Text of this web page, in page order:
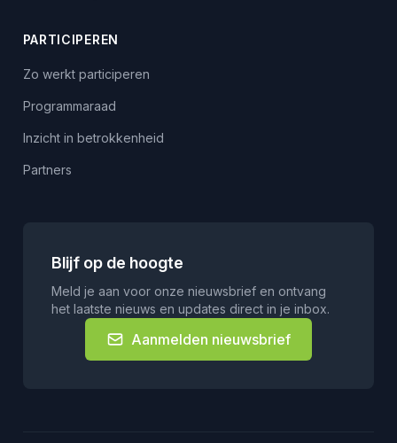
PARTICIPEREN
Zo werkt participeren
Programmaraad
Inzicht in betrokkenheid
Partners
Blijf op de hoogte
Meld je aan voor onze nieuwsbrief en ontvang
het laatste nieuws en updates direct in je inbox.
Aanmelden nieuwsbrief